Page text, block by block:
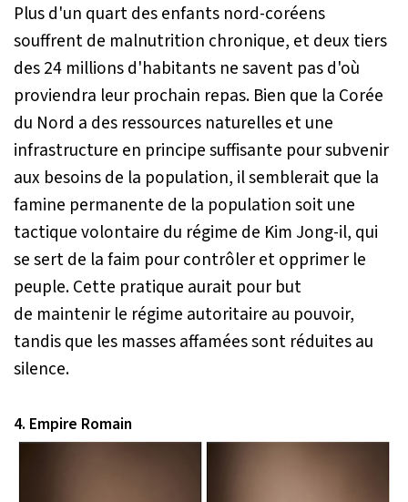
Plus d'un quart des enfants nord-coréens
souffrent de malnutrition chronique, et deux tiers
des 24 millions d'habitants ne savent pas d'où
proviendra leur prochain repas. Bien que la Corée
du Nord a des ressources naturelles et une
infrastructure en principe suffisante pour subvenir
aux besoins de la population, il semblerait que la
famine permanente de la population soit une
tactique volontaire du régime de Kim Jong-il, qui
se sert de la faim pour contrôler et opprimer le
peuple. Cette pratique aurait pour but
de maintenir le régime autoritaire au pouvoir,
tandis que les masses affamées sont réduites au
silence.
4. Empire Romain